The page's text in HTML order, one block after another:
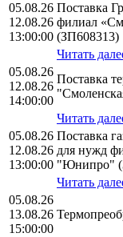
05.08.26
12.08.26
13:00:00
Поставка
филиал
(ЗП608313)
Читать
05.08.26
12.08.26
14:00:00
Поставка
Читать
05.08.26
12.08.26
13:00:00
Поставка
для нужд
"Юнипро"
Читать
05.08.26
13.08.26
15:00:00